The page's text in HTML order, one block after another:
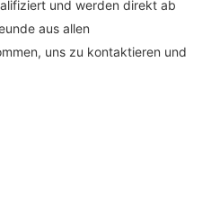
und werden direkt ab
aus allen
uns zu kontaktieren und